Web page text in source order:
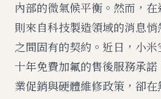
內部的微氣候平衡。然而，
則來自科技製造領域的消息
之間固有的契約。近日，小
十年免費加氟的售後服務承
業促銷與硬體維修政策，卻